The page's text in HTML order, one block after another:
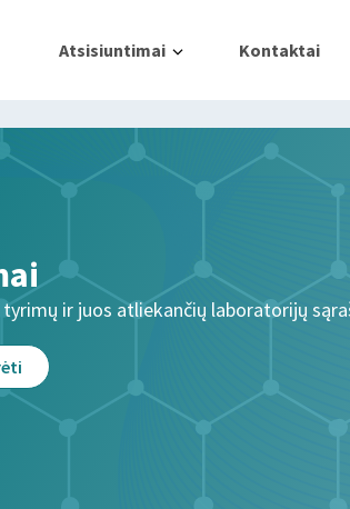
Atsisiuntimai Kontaktai
ir juos atliekančių laboratorijų